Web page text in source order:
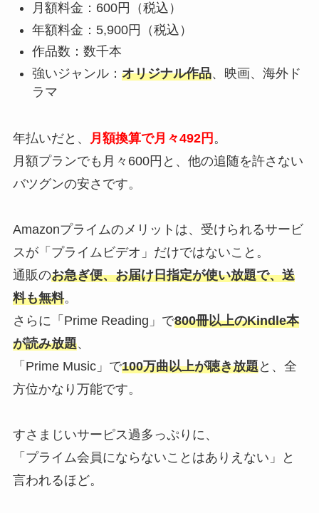
月額料金：600円（税込）
年額料金：5,900円（税込）
作品数：数千本
強いジャンル： オリジナル作品、映画、海外ド
ラマ
年払いだと、 月額換算で月々492円 。
月額プランでも月々600円と、他の追随を許さない
バツグンの安さです。
Amazonプライムのメリットは、受けられるサービ
スが「プライムビデオ」だけではないこと。
通販のお急ぎ便、お届け日指定が使い放題で、送
料も無料。
さらに「Prime Reading」で800冊以上のKindle本
が読み放題、
「Prime Music」で100万曲以上が聴き放題と、全
方位かなり万能です。
すさまじいサーピス過多っぷりに、
「プライム会員にならないことはありえない」と
言われるほど。